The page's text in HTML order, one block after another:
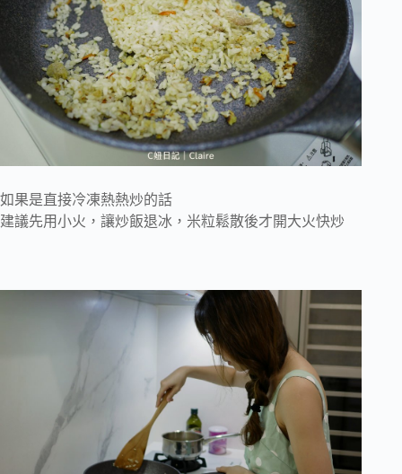
如果是直接冷凍熱熱炒的話
建議先用小火，讓炒飯退冰，米粒鬆散後才開大火快炒